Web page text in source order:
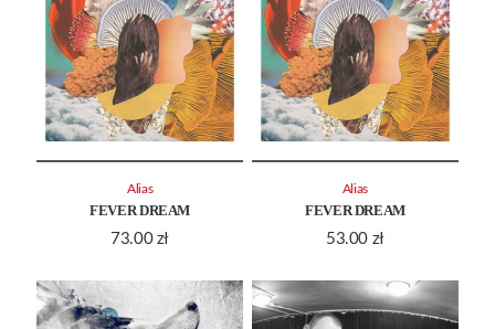
FEVER DREAM
73.00 zł
Alias
FEVER DREAM
53.00 zł
Alias